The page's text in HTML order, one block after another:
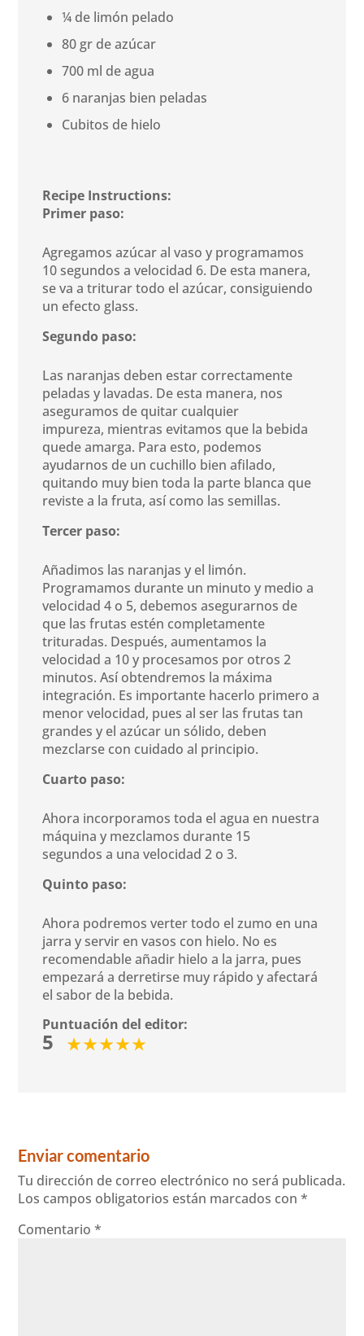
¼ de limón pelado
80 gr de azúcar
700 ml de agua
6 naranjas bien peladas
Cubitos de hielo
Recipe Instructions:
Primer paso:
Agregamos azúcar al vaso y programamos
10 segundos a velocidad 6. De esta manera,
se va a triturar todo el azúcar, consiguiendo
un efecto glass.
Segundo paso:
Las naranjas deben estar correctamente
peladas y lavadas. De esta manera, nos
aseguramos de quitar cualquier
impureza, mientras evitamos que la bebida
quede amarga. Para esto, podemos
ayudarnos de un cuchillo bien afilado,
quitando muy bien toda la parte blanca que
reviste a la fruta, así como las semillas.
Tercer paso:
Añadimos las naranjas y el limón.
Programamos durante un minuto y medio a
velocidad 4 o 5, debemos asegurarnos de
que las frutas estén completamente
trituradas. Después, aumentamos la
velocidad a 10 y procesamos por otros 2
minutos. Así obtendremos la máxima
integración. Es importante hacerlo primero a
menor velocidad, pues al ser las frutas tan
grandes y el azúcar un sólido, deben
mezclarse con cuidado al principio.
Cuarto paso:
Ahora incorporamos toda el agua en nuestra
máquina y mezclamos durante 15
segundos a una velocidad 2 o 3.
Quinto paso:
Ahora podremos verter todo el zumo en una
jarra y servir en vasos con hielo. No es
recomendable añadir hielo a la jarra, pues
empezará a derretirse muy rápido y afectará
el sabor de la bebida.
Puntuación del editor:
5
Enviar comentario
Tu dirección de correo electrónico no será publicada.
Los campos obligatorios están marcados con*
Comentario*